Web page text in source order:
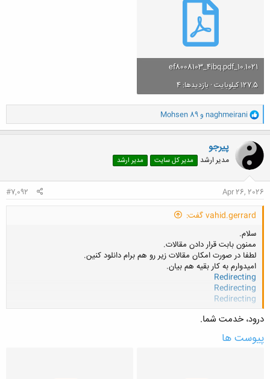
10.1021_ef8008103_4ibq.pdf
127.5 کیلوبایت · بازدیدها: 4
و
ا
ک
ن
ش
ه
ا
naghmeirani وMohsen 89
پیرجو
مدیر ارشد مدیر کل سایت مدیر ارشد
Apr 26, 2026
#7,092
vahid.gerrard گفت:
سلام.
ممنون بابت قرار دادن مقالات.
لطفا در صورت امکان مقالات زیر رو هم برام دانلود کنین.
امیدوارم به کار بقیه هم بیان.
Redirecting
Redirecting
Redirecting
درود، خدمت شما.
پیوست ها